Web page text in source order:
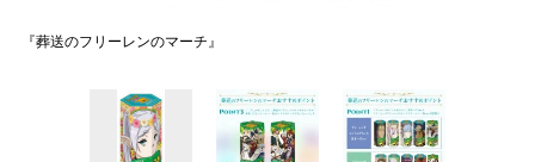
『葬送のフリーレンのマーチ』